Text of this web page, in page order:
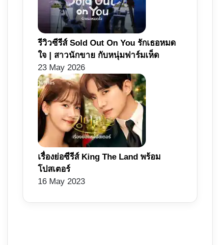
รีวิวซีรีส์ Sold Out On You รักเธอหมด
ใจ | สาวนักขาย กับหนุ่มฟาร์มเห็ด
23 May 2026
เรื่องย่อซีรีส์ King The Land พร้อม
โปสเตอร์
16 May 2023